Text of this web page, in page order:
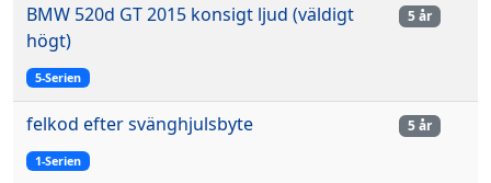
BMW 520d GT 2015 konsigt ljud (väldigt
högt)
5-Serien
5 år
felkod efter svänghjulsbyte
1-Serien
5 år